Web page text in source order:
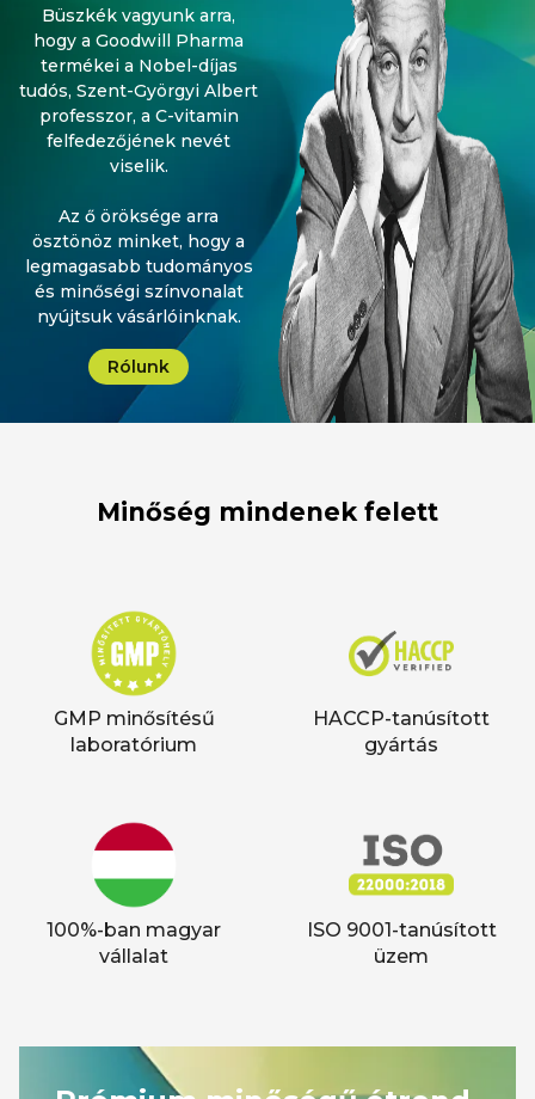
Büszkék vagyunk arra,
hogy a Goodwill Pharma
termékei a Nobel-díjas
tudós, Szent-Györgyi Albert
professzor, a C-vitamin
felfedezőjének nevét
viselik.
Az ő öröksége arra
ösztönöz minket, hogy a
legmagasabb tudományos
és minőségi színvonalat
nyújtsuk vásárlóinknak.
Rólunk
Minőség mindenek felett
GMP minősítésű
laboratórium
HACCP-tanúsított
gyártás
100%-ban magyar
vállalat
ISO 9001-tanúsított
üzem